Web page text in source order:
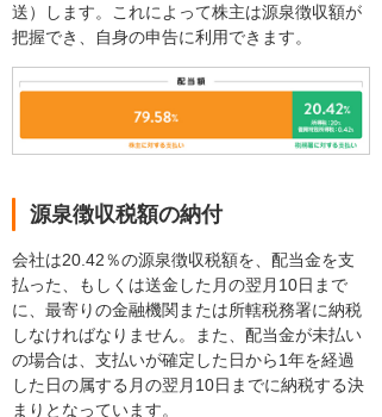
送）します。これによって株主は源泉徴収額が
把握でき、自身の申告に利用できます。
源泉徴収税額の納付
会社は20.42％の源泉徴収税額を、配当金を支
払った、もしくは送金した月の翌月10日まで
に、最寄りの金融機関または所轄税務署に納税
しなければなりません。また、配当金が未払い
の場合は、支払いが確定した日から1年を経過
した日の属する月の翌月10日までに納税する決
まりとなっています。